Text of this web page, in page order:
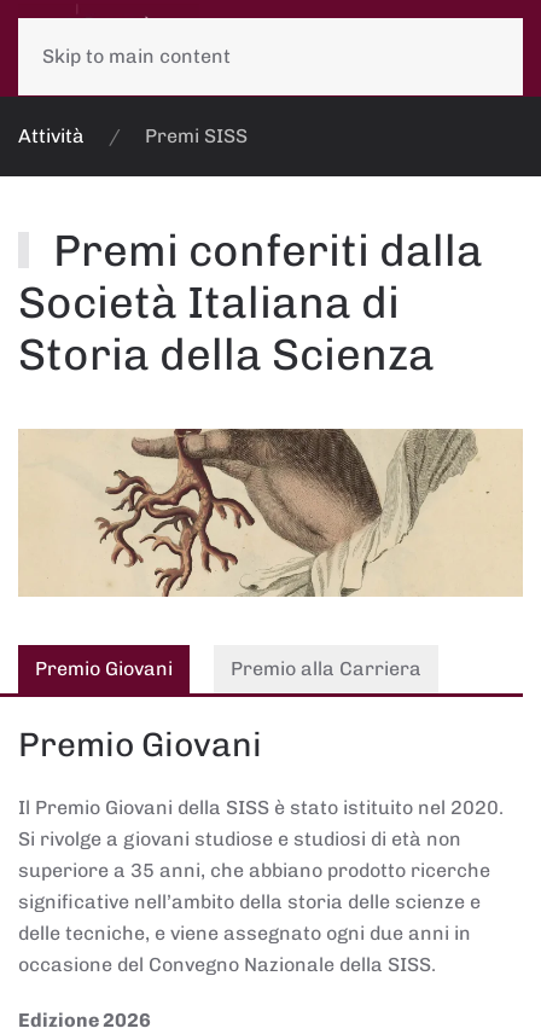
Skip to main content
Attività Premi SISS
Premi conferiti dalla
Società Italiana di
Storia della Scienza
Premio Giovani Premio alla Carriera
Premio Giovani
Il Premio Giovani della SISS è stato istituito nel 2020.
Si rivolge a giovani studiose e studiosi di età non
superiore a 35 anni, che abbiano prodotto ricerche
significative nell’ambito della storia delle scienze e
delle tecniche, e viene assegnato ogni due anni in
occasione del Convegno Nazionale della SISS.
Edizione 2026